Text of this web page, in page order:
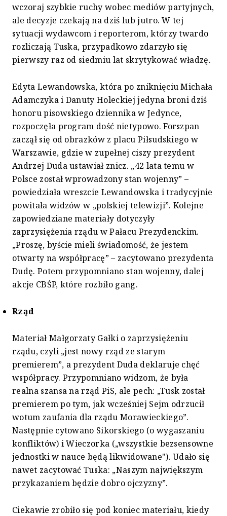
wczoraj szybkie ruchy wobec mediów partyjnych,
ale decyzje czekają na dziś lub jutro. W tej
sytuacji wydawcom i reporterom, którzy twardo
rozliczają Tuska, przypadkowo zdarzyło się
pierwszy raz od siedmiu lat skrytykować władzę.
Edyta Lewandowska, która po zniknięciu Michała
Adamczyka i Danuty Holeckiej jedyna broni dziś
honoru pisowskiego dziennika w Jedynce,
rozpoczęła program dość nietypowo. Forszpan
zaczął się od obrazków z placu Piłsudskiego w
Warszawie, gdzie w zupełnej ciszy prezydent
Andrzej Duda ustawiał znicz. „42 lata temu w
Polsce został wprowadzony stan wojenny” –
powiedziała wreszcie Lewandowska i tradycyjnie
powitała widzów w „polskiej telewizji”. Kolejne
zapowiedziane materiały dotyczyły
zaprzysiężenia rządu w Pałacu Prezydenckim.
„Proszę, byście mieli świadomość, że jestem
otwarty na współpracę” – zacytowano prezydenta
Dudę. Potem przypomniano stan wojenny, dalej
akcje CBŚP, które rozbiło gang.
Rząd
Materiał Małgorzaty Gałki o zaprzysiężeniu
rządu, czyli „jest nowy rząd ze starym
premierem”, a prezydent Duda deklaruje chęć
współpracy. Przypomniano widzom, że była
realna szansa na rząd PiS, ale pech: „Tusk został
premierem po tym, jak wcześniej Sejm odrzucił
wotum zaufania dla rządu Morawieckiego”.
Następnie cytowano Sikorskiego (o wygaszaniu
konfliktów) i Wieczorka („wszystkie bezsensowne
jednostki w nauce będą likwidowane"). Udało się
nawet zacytować Tuska: „Naszym największym
przykazaniem będzie dobro ojczyzny”.
Ciekawie zrobiło się pod koniec materiału, kiedy